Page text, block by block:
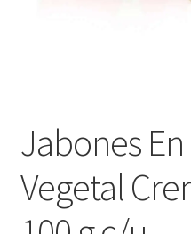
Jabones
Vegetal